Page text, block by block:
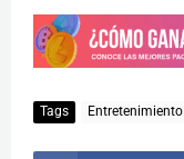
Tags Entretenimiento